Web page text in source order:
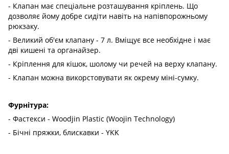
- Клапан має спеціальне розташування кріплень. Що
дозволяє йому добре сидіти навіть на напівпорожньому
рюкзаку.
- Великий об'єм клапану - 7 л. Вміщує все необхідне і має
дві кишені та органайзер.
- Кріплення для кішок, шолому чи речей на верху клапану.
- Клапан можна викорстовувати як окрему міні-сумку.
Фурнітура:
- Фастекси - Woodjin Plastic (Woojin Technology)
- Бічні пряжки, блискавки - YKK